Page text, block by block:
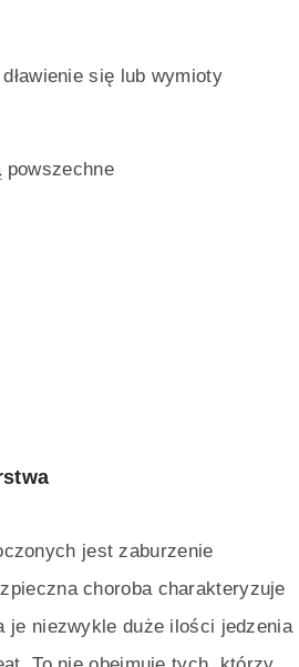
się lub wymioty
powszechne
jest zaburzenie
choroba charakteryzuje
je niezwykle duże ilości jedzenia